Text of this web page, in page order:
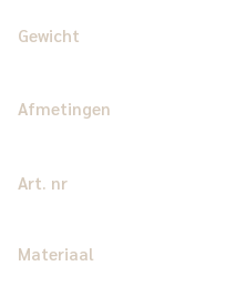
Gewicht
Afmetingen
Art. nr
Materiaal